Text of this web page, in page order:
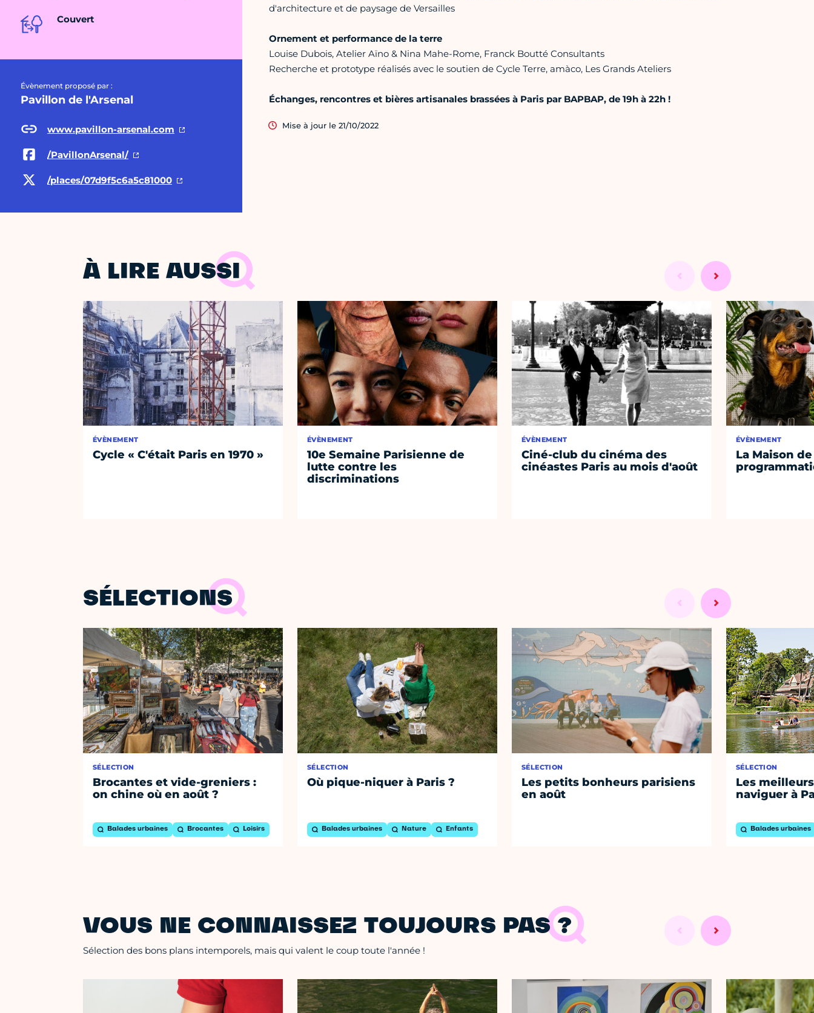
Couvert
Évènement proposé par :
Pavillon de l'Arsenal
www.pavillon-arsenal.com
/PavillonArsenal/
/places/07d9f5c6a5c81000
d'architecture et de paysage de Versailles
Ornement et performance de la terre
Louise Dubois, Atelier Aïno & Nina Mahe-Rome, Franck Boutté Consultants
Recherche et prototype réalisés avec le soutien de Cycle Terre, amàco, Les Grands Ateliers
Échanges, rencontres et bières artisanales brassées à Paris par BAPBAP, de 19h à 22h !
Mise à jour le 21/10/2022
À LIRE AUSSI
ÉVÈNEMENT
Cycle « C'était Paris en 1970 »
ÉVÈNEMENT
10e Semaine Parisienne de
lutte contre les
discriminations
ÉVÈNEMENT
Ciné-club du cinéma des
cinéastes Paris au mois d'août
ÉVÈNEMENT
La Maison
SÉLECTIONS
SÉLECTION
Brocantes et vide-greniers :
on chine où en août ?
Balades urbaines Brocantes Loisirs
SÉLECTION
Où pique-niquer à Paris ?
Balades urbaines Nature Enfants
SÉLECTION
Les petits bonheurs parisiens
en août
SÉLECTION
Les
naviguer à
Balades urbaines
VOUS NE CONNAISSEZ TOUJOURS PAS ?
Sélection des bons plans intemporels, mais qui valent le coup toute l'année !